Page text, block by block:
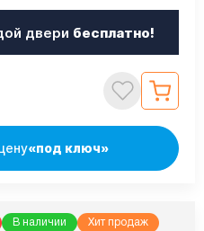
двери бесплатно!
«под ключ»
В наличии Хит продаж